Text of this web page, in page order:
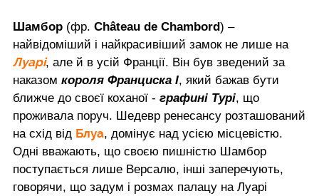
Шамбор (фр. Château de Chambord) –
найвідоміший і найкрасивіший замок не лише на
Луарі, але й в усій Франції. Він був зведений за
наказом короля Франциска І, який бажав бути
ближче до своєї коханої - графині Турі, що
проживала поруч. Шедевр ренесансу розташований
на схід від Блуа, домінує над усією місцевістю.
Одні вважають, що своєю пишністю Шамбор
поступається лише Версалю, інші заперечують,
говорячи, що задум і розмах палацу на Луарі